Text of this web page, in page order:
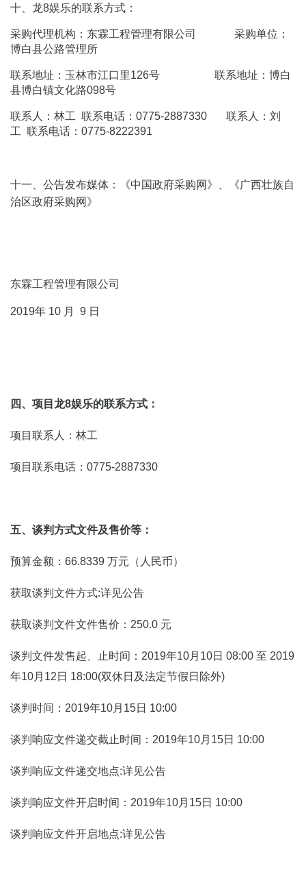
十、龙8娱乐的联系方式：
采购代理机构：东霖工程管理有限公司 采购单位：
博白县公路管理所
联系地址：玉林市江口里126号 联系地址：博白
县博白镇文化路098号
联系人：林工 联系电话：0775-2887330 联系人：刘
工 联系电话：0775-8222391
十一、公告发布媒体：《中国政府采购网》、《广西壮族自
治区政府采购网》
东霖工程管理有限公司
2019年 10 月 9 日
四、项目龙8娱乐的联系方式：
项目联系人：林工
项目联系电话：0775-2887330
五、谈判方式文件及售价等：
预算金额：66.8339 万元（人民币）
获取谈判文件方式:详见公告
获取谈判文件文件售价：250.0 元
谈判文件发售起、止时间：2019年10月10日 08:00 至 2019
年10月12日 18:00(双休日及法定节假日除外)
谈判时间：2019年10月15日 10:00
谈判响应文件递交截止时间：2019年10月15日 10:00
谈判响应文件递交地点:详见公告
谈判响应文件开启时间：2019年10月15日 10:00
谈判响应文件开启地点:详见公告